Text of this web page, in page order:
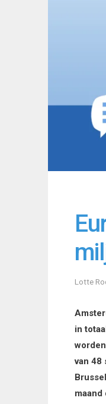
Lotte
in
van 48
maand